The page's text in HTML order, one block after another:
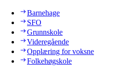
Barnehage
SFO
Grunnskole
Videregående
Opplæring for voksne
Folkehøgskole